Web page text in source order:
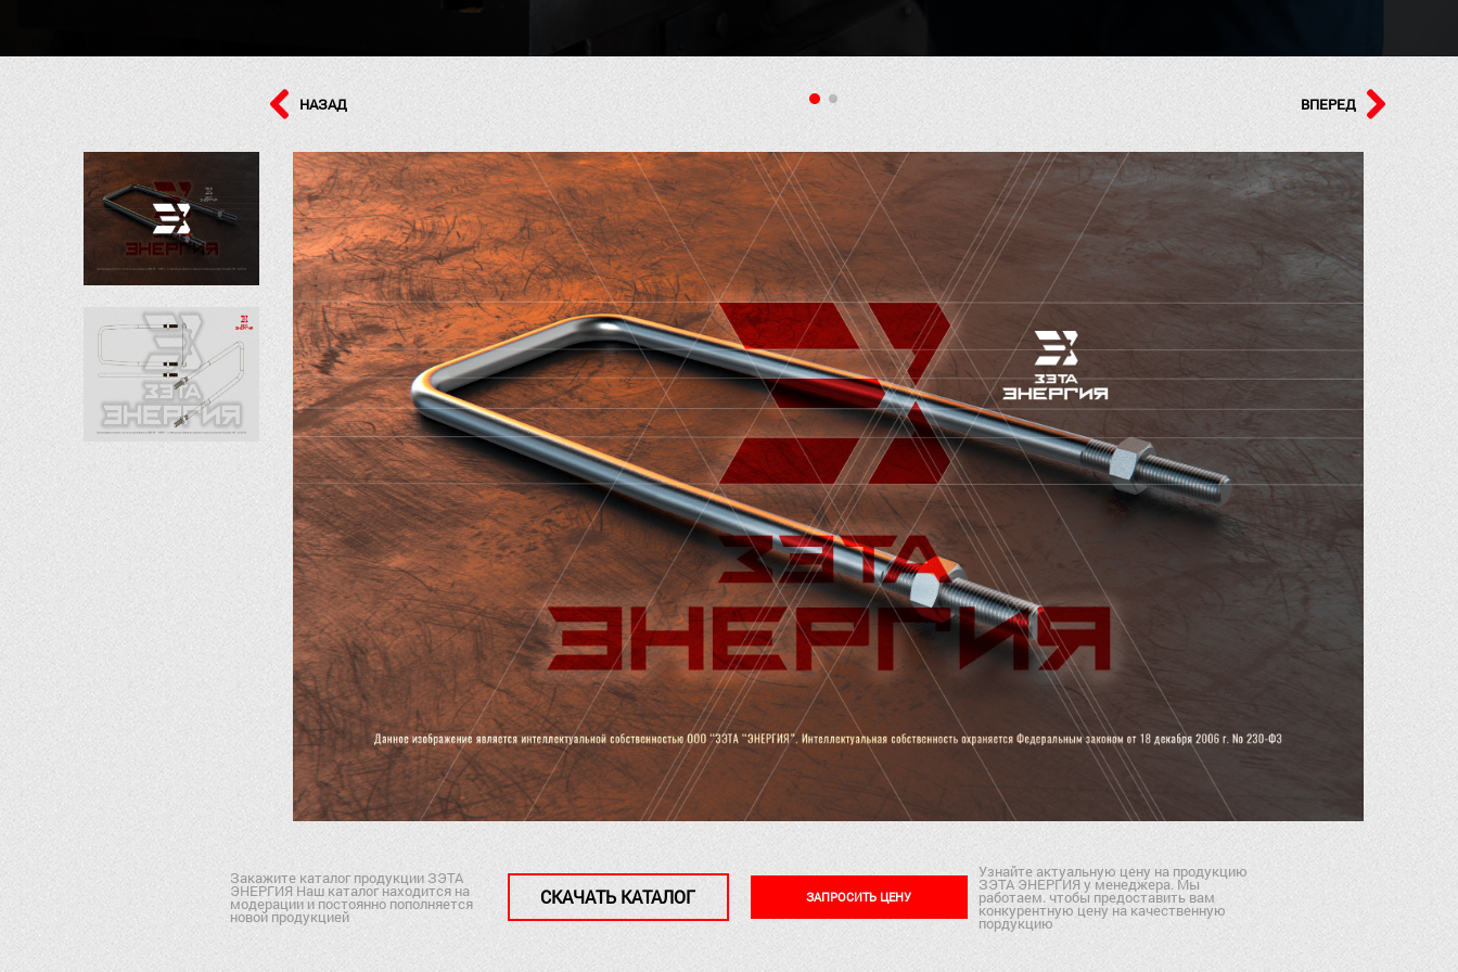
НАЗАД ВПЕРЕД
Закажите каталог продукции ЗЭТА
ЭНЕРГИЯ Наш каталог находится на
модерации и постоянно пополняется
новой продукцией
СКАЧАТЬ КАТАЛОГ ЗАПРОСИТЬ ЦЕНУ
Узнайте актуальную цену на продукцию
ЗЭТА ЭНЕРГИЯ у менеджера. Мы
работаем. чтобы предоставить вам
конкурентную цену на качественную
пордукцию